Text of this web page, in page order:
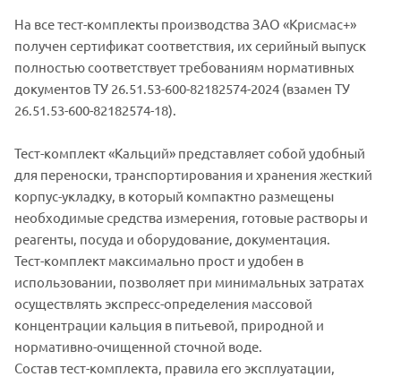
На все тест-комплекты производства ЗАО «Крисмас+»
получен сертификат соответствия, их серийный выпуск
полностью соответствует требованиям нормативных
документов ТУ 26.51.53-600-82182574-2024 (взамен ТУ
26.51.53-600-82182574-18).
Тест-комплект «Кальций» представляет собой удобный
для переноски, транспортирования и хранения жесткий
корпус-укладку, в который компактно размещены
необходимые средства измерения, готовые растворы и
реагенты, посуда и оборудование, документация.
Тест-комплект максимально прост и удобен в
использовании, позволяет при минимальных затратах
осуществлять экспресс-определения массовой
концентрации кальция в питьевой, природной и
нормативно-очищенной сточной воде.
Состав тест-комплекта, правила его эксплуатации,